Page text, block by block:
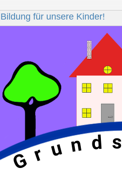
Bildung für unsere Kinder!
Gr u n d s